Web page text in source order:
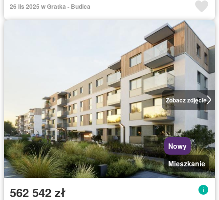
26 lis 2025 w Gratka - Budica
Zobacz zdjęcie
Nowy
Mieszkanie
562 542 zł